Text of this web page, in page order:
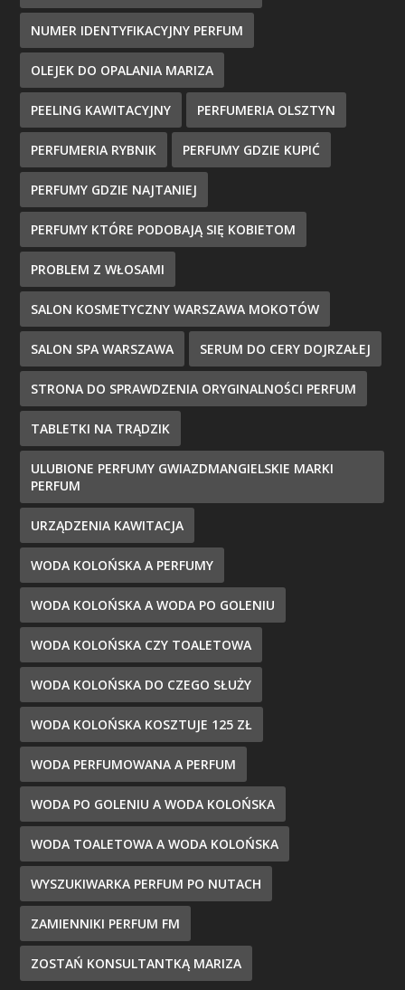
NUMER IDENTYFIKACYJNY PERFUM
OLEJEK DO OPALANIA MARIZA
PEELING KAWITACYJNY PERFUMERIA OLSZTYN
PERFUMERIA RYBNIK PERFUMY GDZIE KUPIĆ
PERFUMY GDZIE NAJTANIEJ
PERFUMY KTÓRE PODOBAJĄ SIĘ KOBIETOM
PROBLEM Z WŁOSAMI
SALON KOSMETYCZNY WARSZAWA MOKOTÓW
SALON SPA WARSZAWA SERUM DO CERY DOJRZAŁEJ
STRONA DO SPRAWDZENIA ORYGINALNOŚCI PERFUM
TABLETKI NA TRĄDZIK
ULUBIONE PERFUMY GWIAZDMANGIELSKIE MARKI
PERFUM
URZĄDZENIA KAWITACJA
WODA KOLOŃSKA A PERFUMY
WODA KOLOŃSKA A WODA PO GOLENIU
WODA KOLOŃSKA CZY TOALETOWA
WODA KOLOŃSKA DO CZEGO SŁUŻY
WODA KOLOŃSKA KOSZTUJE 125 ZŁ
WODA PERFUMOWANA A PERFUM
WODA PO GOLENIU A WODA KOLOŃSKA
WODA TOALETOWA A WODA KOLOŃSKA
WYSZUKIWARKA PERFUM PO NUTACH
ZAMIENNIKI PERFUM FM
ZOSTAŃ KONSULTANTKĄ MARIZA